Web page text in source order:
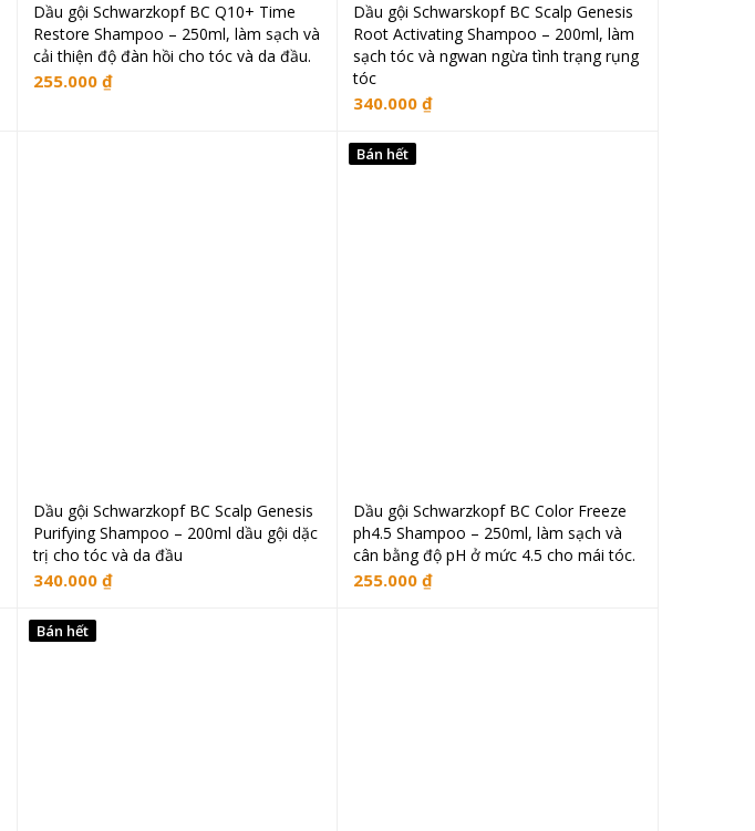
Đọc tiếp
Dầu gội Schwarzkopf BC Q10+ Time
Restore Shampoo – 250ml, làm sạch và
cải thiện độ đàn hồi cho tóc và da đầu.
255.000 ₫
Đọc tiếp
Dầu gội Schwarskopf BC Scalp Genesis
Root Activating Shampoo – 200ml, làm
sạch tóc và ngwan ngừa tình trạng rụng
tóc
340.000₫
Thêm vào giỏ hàng
Dầu gội Schwarzkopf BC Scalp Genesis
Purifying Shampoo – 200ml dầu gội dặc
trị cho tóc và da đầu
340.000 ₫
Bán hết
Đọc tiếp
Dầu gội Schwarzkopf BC Color Freeze
ph4.5 Shampoo – 250ml, làm sạch và
cân bằng độ pH ở mức 4.5 cho mái tóc.
255.000₫
Bán hết